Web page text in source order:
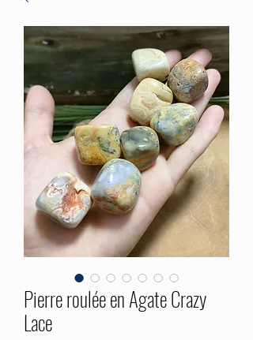
Pierre roulée en Agate Crazy
Lace